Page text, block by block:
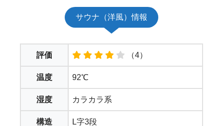
サウナ（洋風）情報
評価 （4）
温度 92℃
湿度 カラカラ系
構造 L字3段